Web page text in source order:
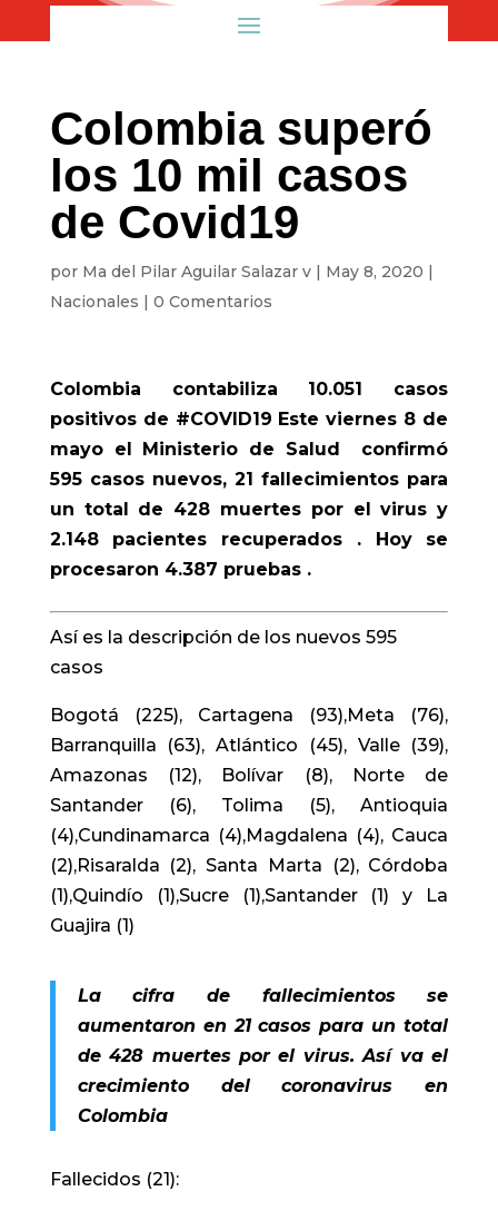
Colombia superó
los 10 mil casos
de Covid19
por Ma del Pilar Aguilar Salazar v| May 8, 2020 |
Nacionales | 0 Comentarios
Colombia contabiliza 10.051 casos
positivos de #COVID19 Este viernes 8 de
mayo el Ministerio de Salud confirmó
595 casos nuevos, 21 fallecimientos para
un total de 428 muertes por el virus y
2.148 pacientes recuperados . Hoy se
procesaron 4.387 pruebas .
Así es la descripción de los nuevos 595
casos
Bogotá (225), Cartagena (93),Meta (76),
Barranquilla (63), Atlántico (45), Valle (39),
Amazonas (12), Bolívar (8), Norte de
Santander (6), Tolima (5), Antioquia
(4),Cundinamarca (4),Magdalena (4), Cauca
(2),Risaralda (2), Santa Marta (2), Córdoba
(1),Quindío (1),Sucre (1),Santander (1) y La
Guajira (1)
La cifra de fallecimientos se
aumentaron en 21 casos para un total
de 428 muertes por el virus.Así va el
crecimiento del coronavirus en
Colombia
Fallecidos (21):